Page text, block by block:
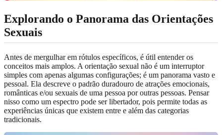
Explorando o Panorama das Orientações
Sexuais
Antes de mergulhar em rótulos específicos, é útil entender os
conceitos mais amplos. A orientação sexual não é um interruptor
simples com apenas algumas configurações; é um panorama vasto e
pessoal. Ela descreve o padrão duradouro de atrações emocionais,
românticas e/ou sexuais de uma pessoa por outras pessoas. Pensar
nisso como um espectro pode ser libertador, pois permite todas as
experiências únicas que existem entre e além das categorias
tradicionais.